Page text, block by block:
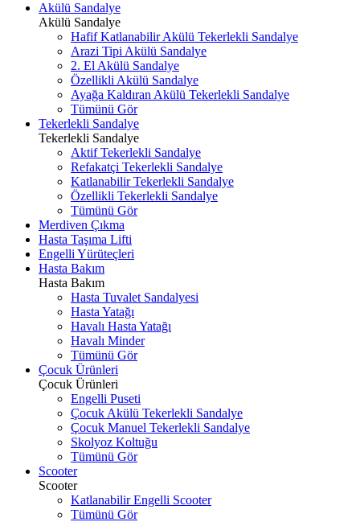
Akülü Sandalye
Akülü Sandalye
Hafif Katlanabilir Akülü Tekerlekli Sandalye
Arazi Tipi Akülü Sandalye
2. El Akülü Sandalye
Özellikli Akülü Sandalye
Ayağa Kaldıran Akülü Tekerlekli Sandalye
Tümünü Gör
Tekerlekli Sandalye
Tekerlekli Sandalye
Aktif Tekerlekli Sandalye
Refakatçi Tekerlekli Sandalye
Katlanabilir Tekerlekli Sandalye
Özellikli Tekerlekli Sandalye
Tümünü Gör
Merdiven Çıkma
Hasta Taşıma Lifti
Engelli Yürüteçleri
Hasta Bakım
Hasta Bakım
Hasta Tuvalet Sandalyesi
Hasta Yatağı
Havalı Hasta Yatağı
Havalı Minder
Tümünü Gör
Çocuk Ürünleri
Çocuk Ürünleri
Engelli Puseti
Çocuk Akülü Tekerlekli Sandalye
Çocuk Manuel Tekerlekli Sandalye
Skolyoz Koltuğu
Tümünü Gör
Scooter
Scooter
Katlanabilir Engelli Scooter
Tümünü Gör